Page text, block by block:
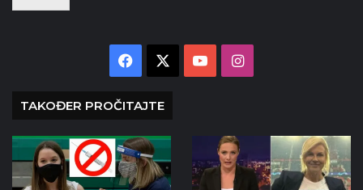
Facebook YouTubeInstagram
TAKOĐER PROČITAJTE